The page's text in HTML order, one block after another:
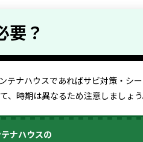
要？
ナハウスであればサビ対策・シ
時期は異なるため注意しましょう
ナハウスの